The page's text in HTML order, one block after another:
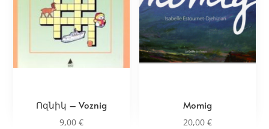
Ոզնիկ – Voznig
9,00€
Momig
20,00 €